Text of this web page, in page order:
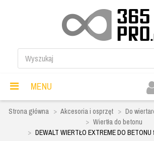
MENU
Strona główna Akcesoria i osprzęt
Do
Wiertła do betonu
DEWALT WIERTŁO EXTREME DO BETONU